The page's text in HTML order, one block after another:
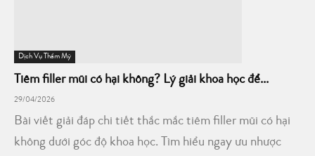
Dịch Vụ Thẩm Mỹ
Tiêm filler mũi có hại không? Lý giải khoa học để...
29/04/2026
Bài viết giải đáp chi tiết thắc mắc tiêm filler mũi có hại
không dưới góc độ khoa học. Tìm hiểu ngay ưu nhược